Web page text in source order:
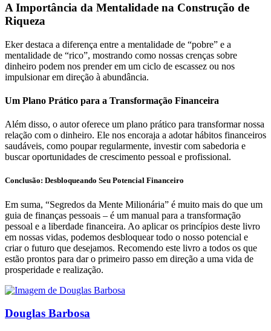
A Importância da Mentalidade na Construção de
Riqueza
Eker destaca a diferença entre a mentalidade de “pobre” e a
mentalidade de “rico”, mostrando como nossas crenças sobre
dinheiro podem nos prender em um ciclo de escassez ou nos
impulsionar em direção à abundância.
Um Plano Prático para a Transformação Financeira
Além disso, o autor oferece um plano prático para transformar nossa
relação com o dinheiro. Ele nos encoraja a adotar hábitos financeiros
saudáveis, como poupar regularmente, investir com sabedoria e
buscar oportunidades de crescimento pessoal e profissional.
Conclusão: Desbloqueando Seu Potencial Financeiro
Em suma, “Segredos da Mente Milionária” é muito mais do que um
guia de finanças pessoais – é um manual para a transformação
pessoal e a liberdade financeira. Ao aplicar os princípios deste livro
em nossas vidas, podemos desbloquear todo o nosso potencial e
criar o futuro que desejamos. Recomendo este livro a todos os que
estão prontos para dar o primeiro passo em direção a uma vida de
prosperidade e realização.
Douglas Barbosa